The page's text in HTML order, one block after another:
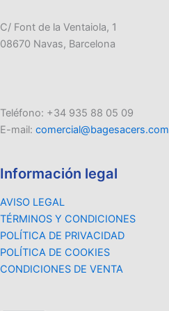
C/ Font de la Ventaiola, 1
08670 Navas, Barcelona
Teléfono: +34 935 88 05 09
E-mail: comercial@bagesacers.com
Información legal
AVISO LEGAL
TÉRMINOS Y CONDICIONES
POLÍTICA DE PRIVACIDAD
POLÍTICA DE COOKIES
CONDICIONES DE VENTA